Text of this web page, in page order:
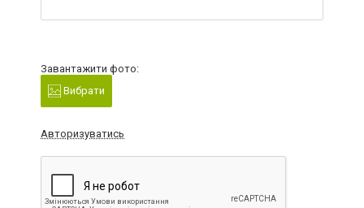
Завантажити фото:
Вибрати
Авторизуватись